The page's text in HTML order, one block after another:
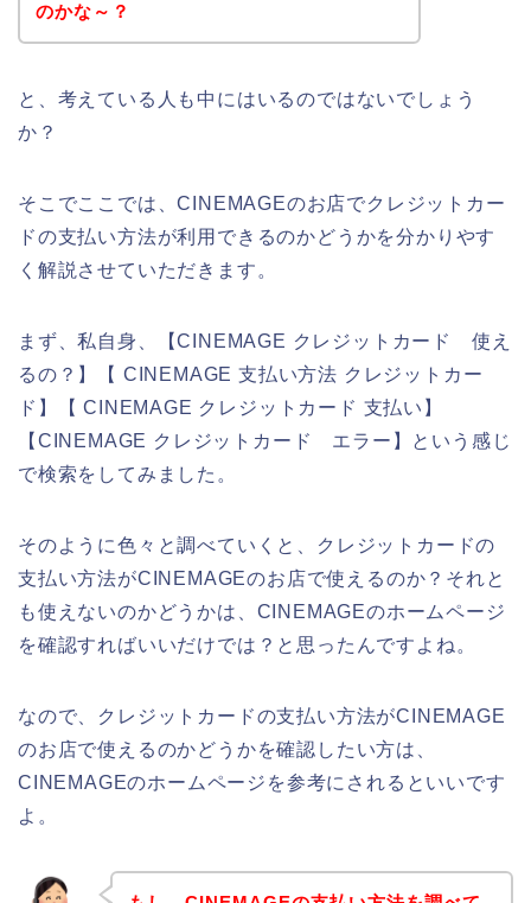
のかな～？
と、考えている人も中にはいるのではないでしょう
か？
そこでここでは、CINEMAGEのお店でクレジットカー
ドの支払い方法が利用できるのかどうかを分かりやす
く解説させていただきます。
まず、私自身、【CINEMAGE クレジットカード 使え
るの？】【 CINEMAGE 支払い方法 クレジットカー
ド】【 CINEMAGE クレジットカード 支払い】
【CINEMAGE クレジットカード エラー】という感じ
で検索をしてみました。
そのように色々と調べていくと、クレジットカードの
支払い方法がCINEMAGEのお店で使えるのか？それと
も使えないのかどうかは、CINEMAGEのホームページ
を確認すればいいだけでは？と思ったんですよね。
なので、クレジットカードの支払い方法がCINEMAGE
のお店で使えるのかどうかを確認したい方は、
CINEMAGEのホームページを参考にされるといいです
よ。